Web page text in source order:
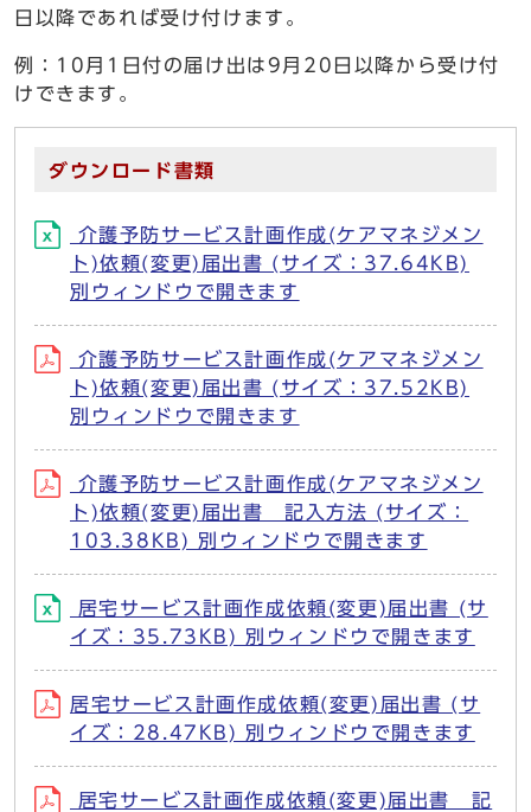
日以降であれば受け付けます。
例：10月1日付の届け出は9月20日以降から受け付
けできます。
ダウンロード書類
介護予防サービス計画作成(ケアマネジメン
ト)依頼(変更)届出書 (サイズ：37.64KB)
別ウィンドウで開きます
介護予防サービス計画作成(ケアマネジメン
ト)依頼(変更)届出書 (サイズ：37.52KB)
別ウィンドウで開きます
介護予防サービス計画作成(ケアマネジメン
ト)依頼(変更)届出書 記入方法 (サイズ：
103.38KB) 別ウィンドウで開きます
居宅サービス計画作成依頼(変更)届出書 (サ
イズ：35.73KB) 別ウィンドウで開きます
居宅サービス計画作成依頼(変更)届出書 (サ
イズ：28.47KB) 別ウィンドウで開きます
居宅サービス計画作成依頼(変更)届出書 記